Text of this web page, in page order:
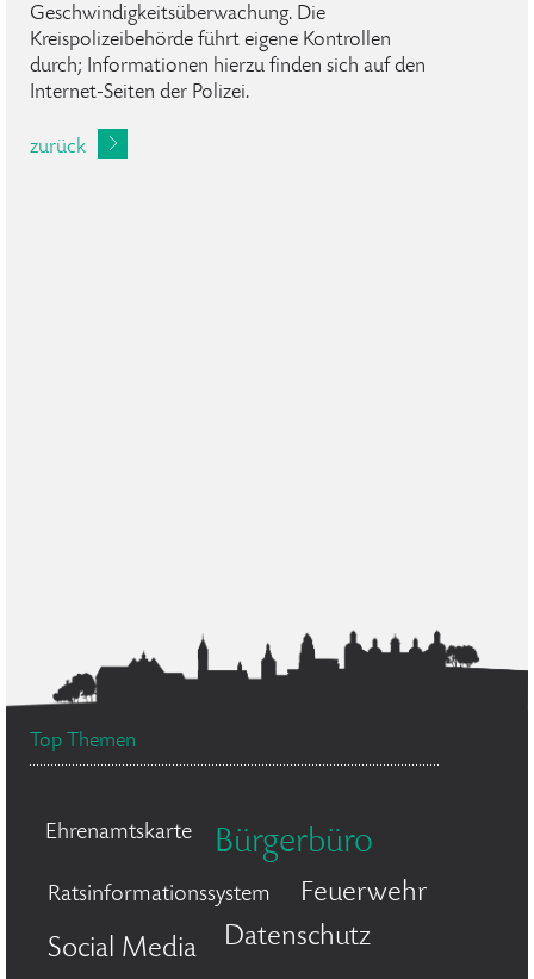
Geschwindigkeitsüberwachung. Die
Kreispolizeibehörde führt eigene Kontrollen
durch; Informationen hierzu finden sich auf den
Internet-Seiten der Polizei.
zurück
Top Themen
Ehrenamtskarte Bürgerbüro
Ratsinformationssystem
Feuerwehr
Social Media
Datenschutz